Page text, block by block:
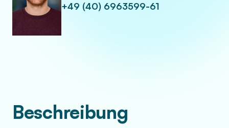
+49 (40) 6963599-61
Beschreibung